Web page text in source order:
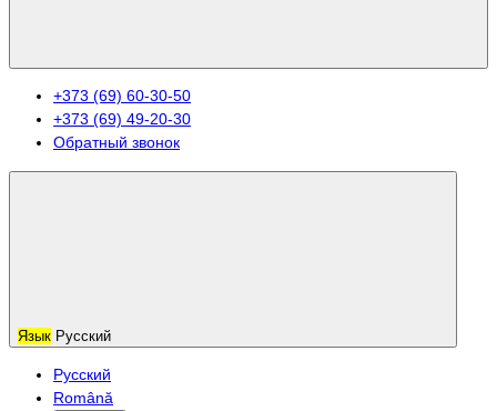
+373 (69) 60-30-50
+373 (69) 49-20-30
Обратный звонок
Язык Русский
Русский
Română